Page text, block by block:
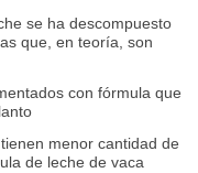
se ha descompuesto
que, en teoría, son
con fórmula que
menor cantidad de
de leche de vaca